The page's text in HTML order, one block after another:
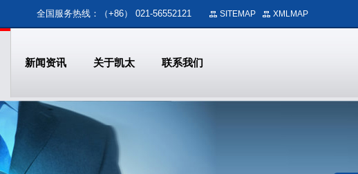
全国服务热线：（+86） 021-56552121 SITEMAP XMLMAP
新闻资讯 关于凯太 联系我们